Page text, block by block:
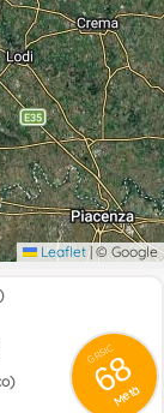
Leaflet |© Google
GRSIC
68
Metà